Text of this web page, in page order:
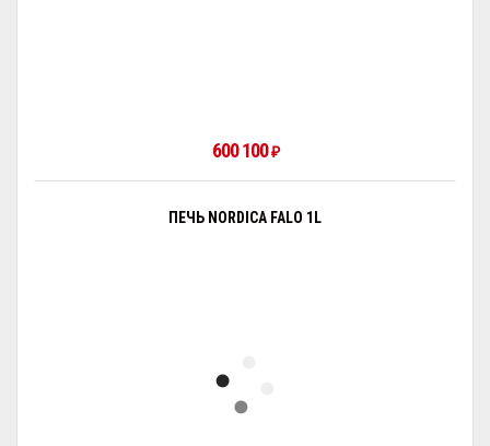
600 100₽
ПЕЧЬ NORDICA FALO 1L